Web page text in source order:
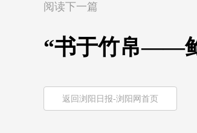
阅读下一篇
“书于竹帛——
返回浏阳日报-浏阳网首页